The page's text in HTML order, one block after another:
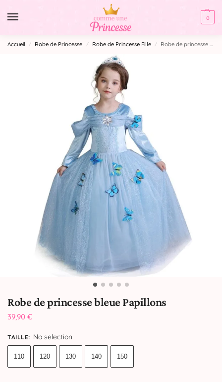
0
Accueil / Robe de Princesse / Robe de Princesse Fille / Robe de princesse bleue Papillons
Robe de princesse bleue Papillons
39,90 €
TAILLE: No selection
110 120 130 140 150